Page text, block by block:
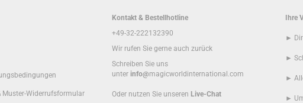
Muster-Widerrufsformular
Kontakt & Bestellhotline
+49-32-222132390
Wir rufen Sie gerne auch zurück
Schreiben Sie uns
unter info@magicworldinternational.com
Oder nutzen Sie unseren Live-Chat
Ihre
►
►
►
►